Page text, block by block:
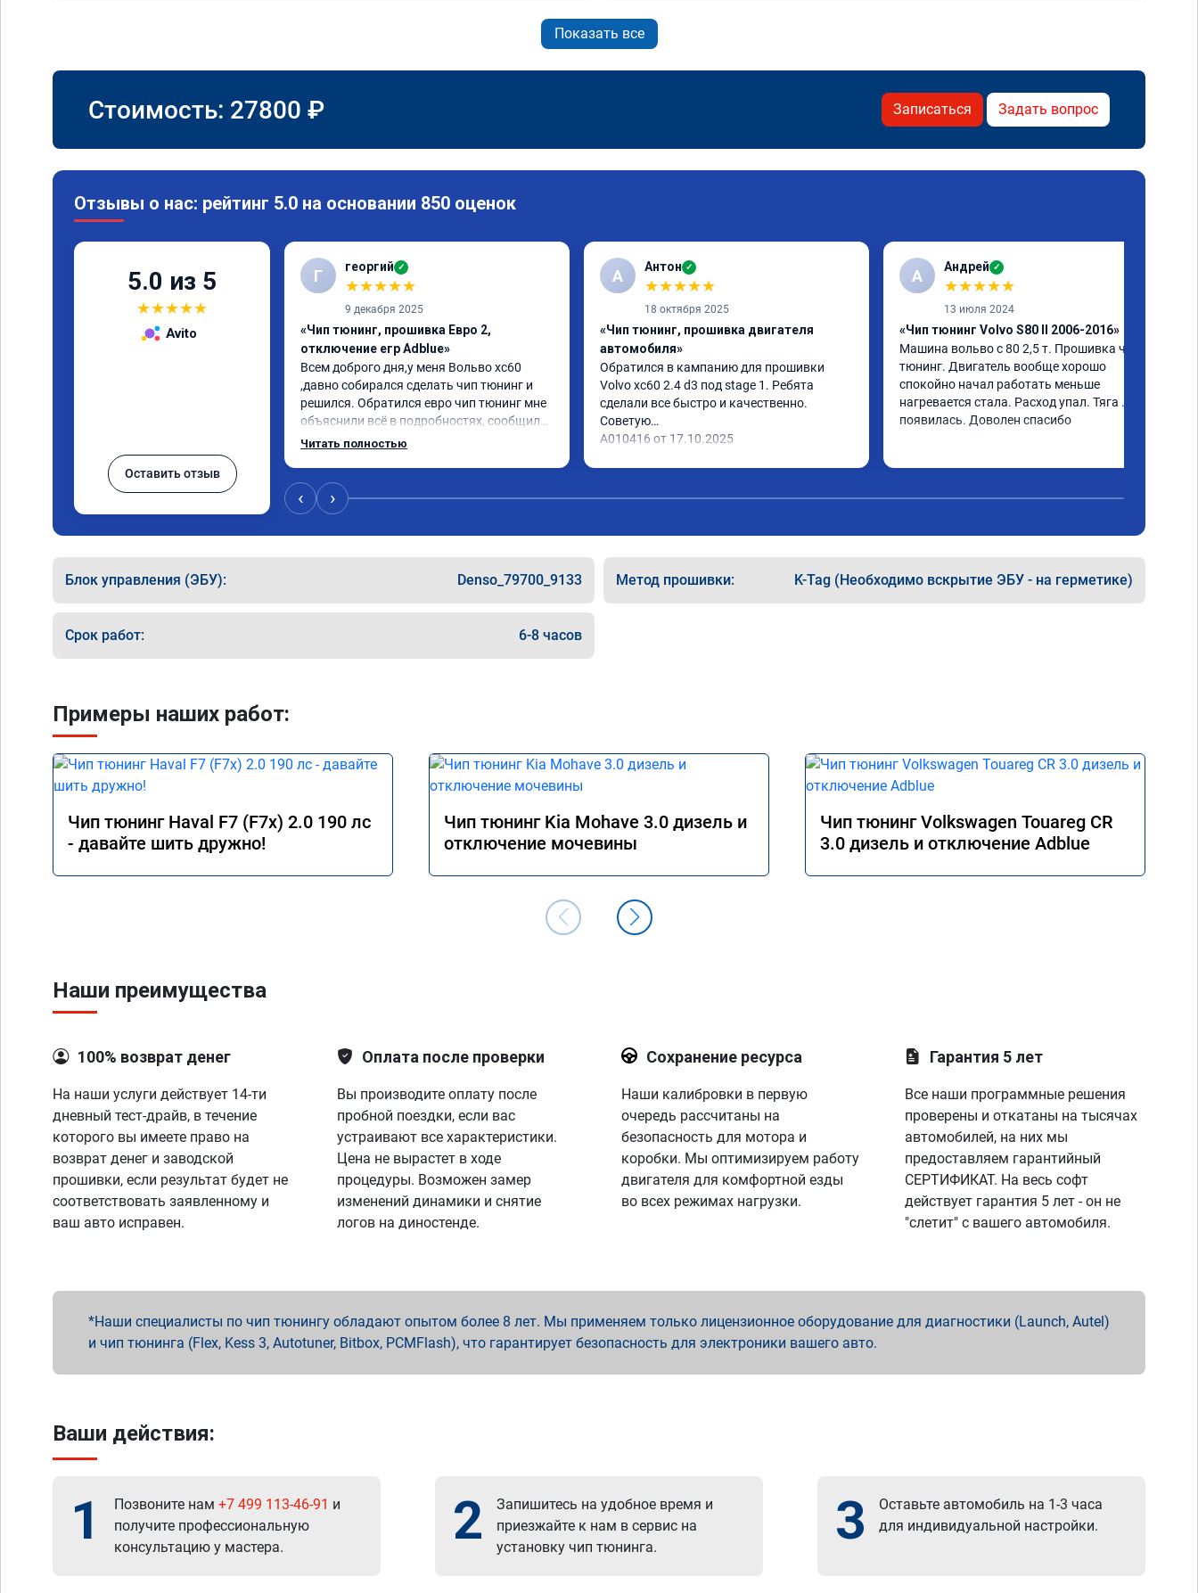
Показать все
Стоимость: 27800 ₽ Записаться Задать вопрос
Отзывы о нас: рейтинг 5.0 на основании 850 оценок
5.0 из 5
★★★★★
Avito
Оставить отзыв
Г георгий ✓
★★★★★
9 декабря 2025
«Чип тюнинг, прошивка Евро 2,
отключение егр Adblue»
Всем доброго дня,у меня Вольво xc60
,давно собирался сделать чип тюнинг и
решился. Обратился евро чип тюнинг мне
объяснили всё в подробностях, сообщили
сумму записали. Приехал в назначенное
сертификат ао11462 ,знают своё дело
рекомендую 👍
Читать полностью
А Антон ✓
★★★★★
18 октября 2025
«Чип тюнинг, прошивка двигателя
автомобиля»
Обратился в кампанию для прошивки
Volvo xc60 2.4 d3 под stage 1. Ребята
сделали все быстро и качественно.
Советую
А010416 от 17.10.2025
А Андрей ✓
★★★★★
13 июля 2024
«Чип тюнинг Volvo S80 II 2006-2016»
Машина вольво с 80 2,5 т. Прошивка чип
тюнинг. Двигатель вообще хорошо
спокойно начал работать меньше
нагревается стала. Расход упал. Тяга
появилась. Доволен спасибо
‹ ›
Блок управления (ЭБУ): Denso_79700_9133 Метод прошивки: K-Tag (Необходимо вскрытие ЭБУ - на герметике)
Срок работ: 6-8 часов
Примеры наших работ:
Чип тюнинг Haval F7 (F7x) 2.0 190 лс
- давайте шить дружно!
Чип тюнинг Kia Mohave 3.0 дизель и
отключение мочевины
Чип тюнинг Volkswagen Touareg CR
3.0 дизель и отключение Adblue
Наши преимущества
100% возврат денег
На наши услуги действует 14-ти
дневный тест-драйв, в течение
которого вы имеете право на
возврат денег и заводской
прошивки, если результат будет не
соответствовать заявленному и
ваш авто исправен.
Оплата после проверки
Вы производите оплату после
пробной поездки, если вас
устраивают все характеристики.
Цена не вырастет в ходе
процедуры. Возможен замер
изменений динамики и снятие
логов на диностенде.
Сохранение ресурса
Наши калибровки в первую
очередь рассчитаны на
безопасность для мотора и
коробки. Мы оптимизируем работу
двигателя для комфортной езды
во всех режимах нагрузки.
Гарантия 5 лет
Все наши программные решения
проверены и откатаны на тысячах
автомобилей, на них мы
предоставляем гарантийный
СЕРТИФИКАТ. На весь софт
действует гарантия 5 лет - он не
"слетит" с вашего автомобиля.
Наши специалисты по чип тюнингу обладают опытом более 8 лет. Мы применяем только лицензионное оборудование для диагностики (Launch, Autel)
и чип тюнинга (Flex, Kess 3, Autotuner, Bitbox, PCMFlash), что гарантирует безопасность для электроники вашего авто.
Ваши действия:
1 Позвоните нам +7 499 113-46-91 и
получите профессиональную
консультацию у мастера.
2
Запишитесь на удобное время и
приезжайте к нам в сервис на
установку чип тюнинга.
3
Оставьте автомобиль на 1-3 часа
для индивидуальной настройки.